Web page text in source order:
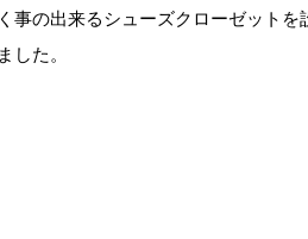
事の出来るシューズクローゼット
した。